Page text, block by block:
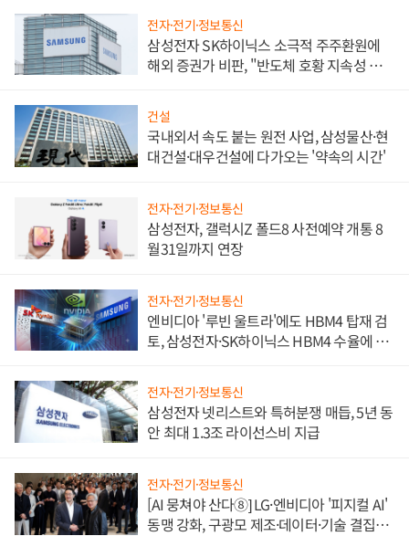
전자·전기·정보통신
삼성전자 SK하이닉스 소극적 주주환원에
해외 증권가 비판, "반도체 호황 지속성 의
건설
국내외서 속도 붙는 원전 사업, 삼성물산·현
대건설·대우건설에 다가오는 '약속의 시간'
전자·전기·정보통신
삼성전자, 갤럭시Z 폴드8 사전예약 개통 8
월31일까지 연장
전자·전기·정보통신
엔비디아 '루빈 울트라'에도 HBM4 탑재 검
토, 삼성전자·SK하이닉스 HBM4 수율에 주
전자·전기·정보통신
삼성전자 넷리스트와 특허분쟁 매듭, 5년 동
안 최대 1.3조 라이선스비 지급
전자·전기·정보통신
[AI 뭉쳐야 산다⑧] LG·엔비디아 '피지컬 AI'
동맹 강화, 구광모 제조·데이터·기술 결집